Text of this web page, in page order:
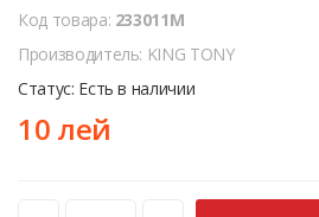
Код товара: 233011M
Производитель: KING TONY
Статус: Есть в наличии
10 лей